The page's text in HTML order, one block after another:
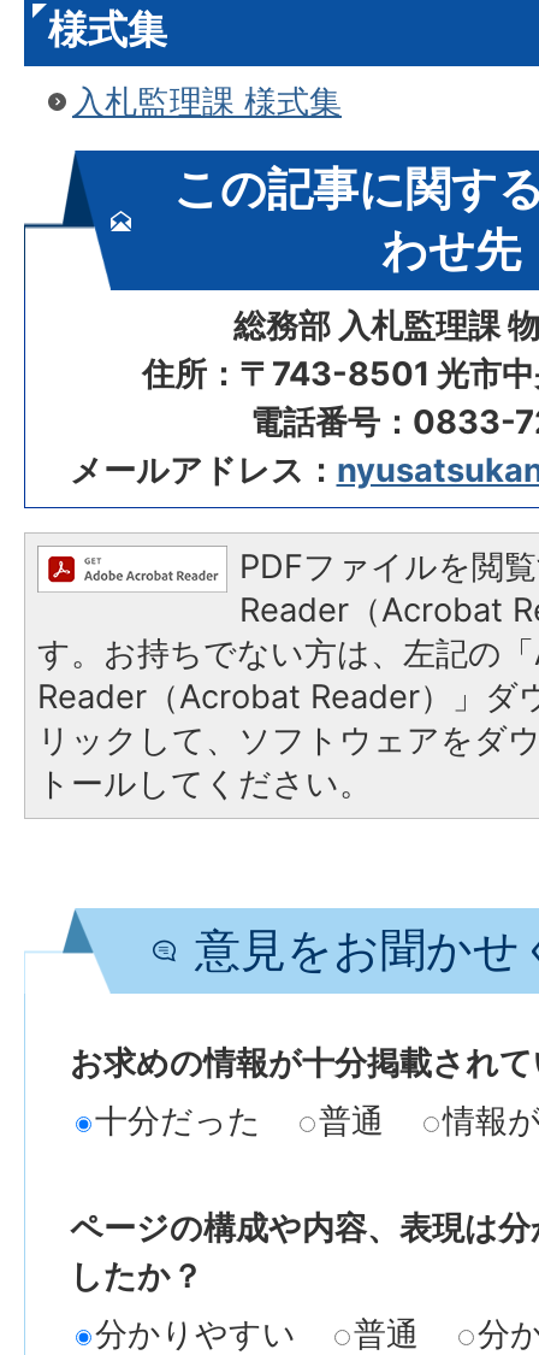
様式集
入札監理課 様式集
この記事に関す
わせ先
総務部 入札監理課
住所：〒743-8501 光市中
電話番号：0833-
メールアドレス：
PDFファイルを閲
Reader（Acrobat
す。お持ちでない方は、左記の
Reader（Acrobat Reader）」ダ
リックして、ソフトウェアをダ
トールしてください。
意見をお聞かせ
お求めの情報が十分掲載され
十分だった
普通 情報
ページの構成や内容、表現は
したか？
分かりやすい
普通 分